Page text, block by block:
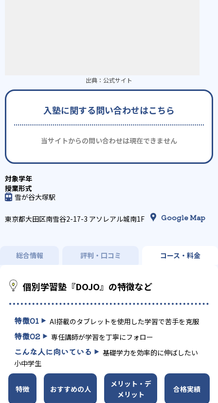
出典： 公式サイト
入塾に関する問い合わせはこちら
当サイトからの問い合わせは現在できません
雪が谷大塚駅
東京都大田区南雪谷2-17-3 アソレアル城南1F Google Map
総合情報 評判・口コミ コース・料金
個別学習塾『DOJO』の特徴など
特徴01 AI搭載のタブレットを使用した学習で苦手を克服
特徴02 専任講師が学習を丁寧にフォロー
こんな人に向いている
基礎学力を効率的に伸ばしたい
小中学生
特徴 おすすめの人
メリット・デ
メリット
合格実績